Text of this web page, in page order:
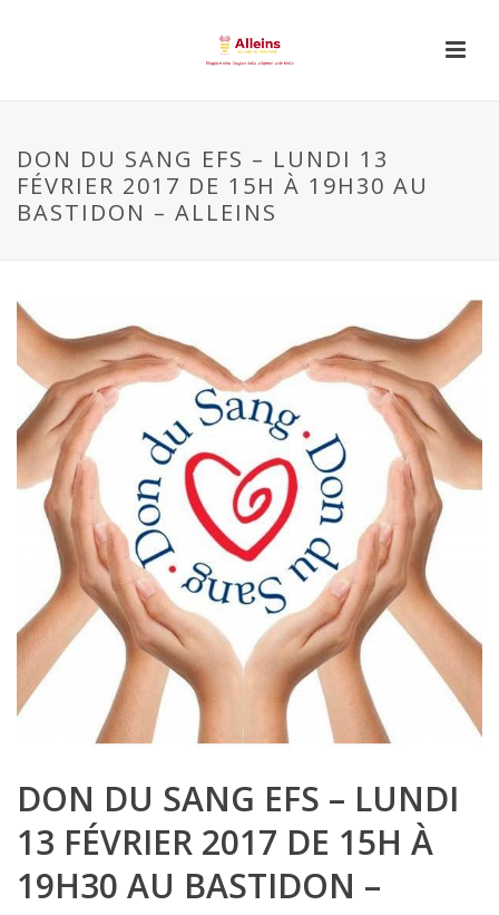
DON DU SANG EFS – LUNDI 13
FÉVRIER 2017 DE 15H À 19H30 AU
BASTIDON – ALLEINS
DON DU SANG EFS – LUNDI
13 FÉVRIER 2017 DE 15H À
19H30 AU BASTIDON –